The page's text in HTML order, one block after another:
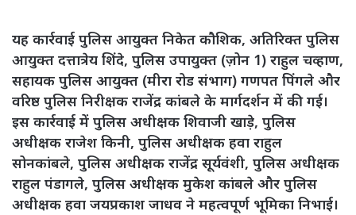
यह कार्रवाई पुलिस आयुक्त निकेत कौशिक, अतिरिक्त पुलिस
आयुक्त दत्तात्रेय शिंदे, पुलिस उपायुक्त (ज़ोन 1) राहुल चव्हाण,
सहायक पुलिस आयुक्त (मीरा रोड संभाग) गणपत पिंगले और
वरिष्ठ पुलिस निरीक्षक राजेंद्र कांबले के मार्गदर्शन में की गई।
इस कार्रवाई में पुलिस अधीक्षक शिवाजी खाड़े, पुलिस
अधीक्षक राजेश किनी, पुलिस अधीक्षक हवा राहुल
सोनकांबले, पुलिस अधीक्षक राजेंद्र सूर्यवंशी, पुलिस अधीक्षक
राहुल पंडागले, पुलिस अधीक्षक मुकेश कांबले और पुलिस
अधीक्षक हवा जयप्रकाश जाधव ने महत्वपूर्ण भूमिका निभाई।